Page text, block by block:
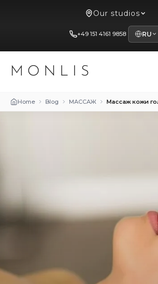
Our studios
+49 151 4161 9858 RU
MONLIS
Home Blog МАССАЖ